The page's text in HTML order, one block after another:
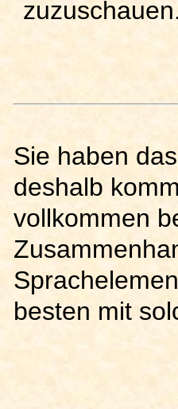
zuzuschauen.
Sie haben
deshalb
vollkommen
besten mit